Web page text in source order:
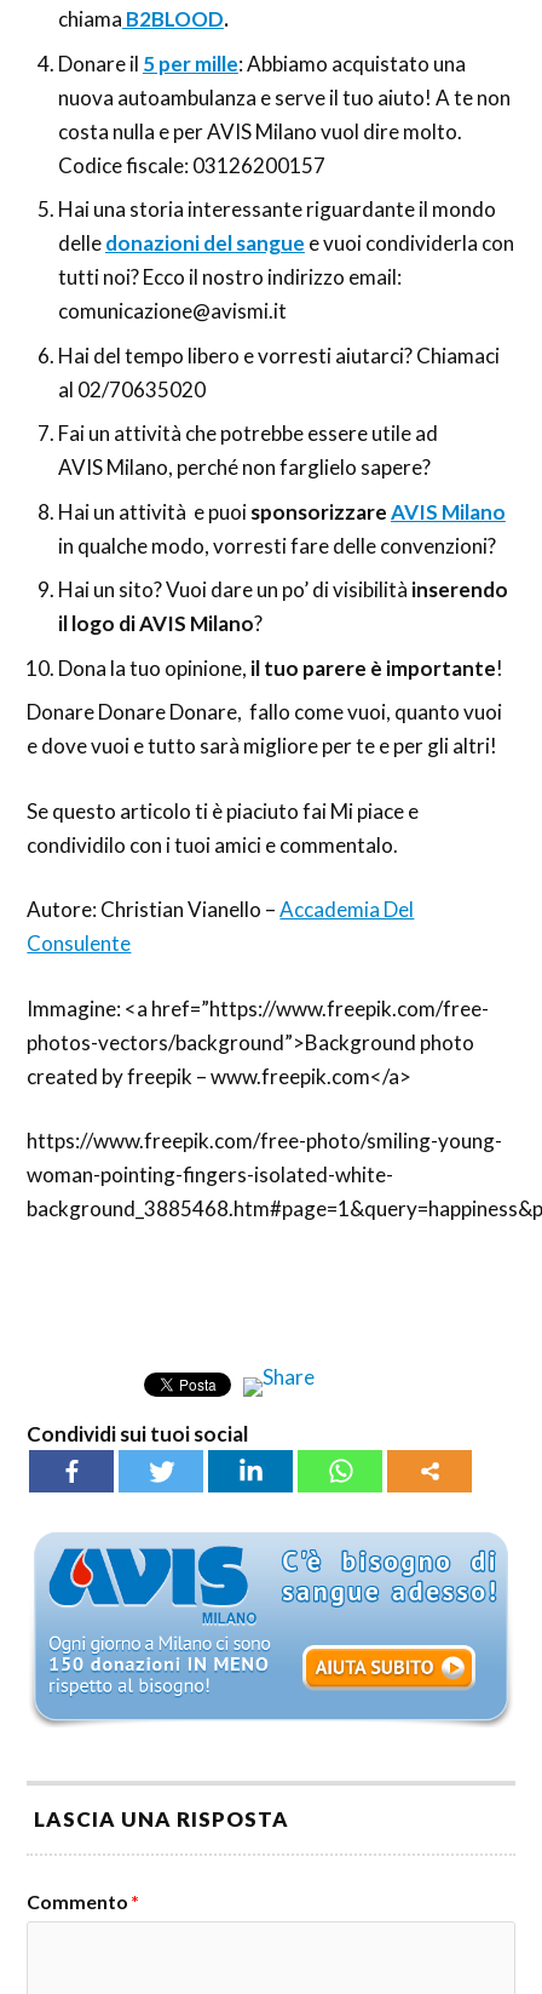
chiama B2BLOOD.
Donare il 5 per mille: Abbiamo acquistato una
nuova autoambulanza e serve il tuo aiuto! A te non
costa nulla e per AVIS Milano vuol dire molto.
Codice fiscale: 03126200157
Hai una storia interessante riguardante il mondo
delledonazioni del sangue e vuoi condividerla con
tutti noi? Ecco il nostro indirizzo email:
comunicazione@avismi.it
Hai del tempo libero e vorresti aiutarci? Chiamaci
al 02/70635020
Fai un attività che potrebbe essere utile ad
AVIS Milano, perché non farglielo sapere?
Hai un attività e puoisponsorizzareAVIS Milano
in qualche modo, vorresti fare delle convenzioni?
Hai un sito? Vuoi dare un po’ di visibilità inserendo
il logo di AVIS Milano?
Dona la tuo opinione, il tuo parere è importante!
Donare Donare Donare, fallo come vuoi, quanto vuoi
e dove vuoi e tutto sarà migliore per te e per gli altri!
Se questo articolo ti è piaciuto fai Mi piace e
condividilo con i tuoi amici e commentalo.
Autore: Christian Vianello –Accademia Del
Consulente
Immagine: <a href=”https://www.freepik.com/free-
photos-vectors/background”>Background photo
created by freepik – www.freepik.com</a>
https://www.freepik.com/free-photo/smiling-young-
woman-pointing-fingers-isolated-white-
Condividi sui tuoi social
LASCIA UNA RISPOSTA
Commento *